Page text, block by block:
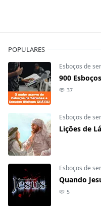
POPULARES
Esboços de
900
37
Esboços de
Lições de
Esboços de
Quando
5